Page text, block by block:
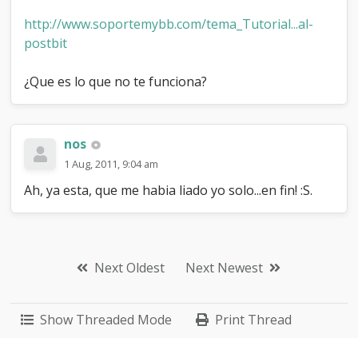
http://www.soportemybb.com/tema_Tutorial...al-
postbit
¿Que es lo que no te funciona?
nos
1 Aug, 2011, 9:04 am
Ah, ya esta, que me habia liado yo solo...en fin! :S.
Next Oldest Next Newest
Show Threaded Mode Print Thread